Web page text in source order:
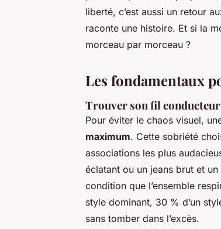
liberté, c’est aussi un retour
raconte une histoire. Et si la
morceau par morceau ?
Les fondamentaux
Trouver son fil
Pour éviter le chaos visuel,
maximum. Cette sobriété
associations les plus
éclatant ou un jeans brut et
condition que l’ensemble
style dominant, 30 % d’un
sans tomber dans l’excès.